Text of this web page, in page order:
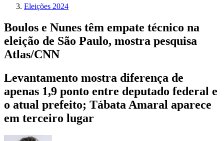
Eleições 2024
Boulos e Nunes têm empate técnico na
eleição de São Paulo, mostra pesquisa
Atlas/CNN
Levantamento mostra diferença de
apenas 1,9 ponto entre deputado federal e
o atual prefeito; Tábata Amaral aparece
em terceiro lugar